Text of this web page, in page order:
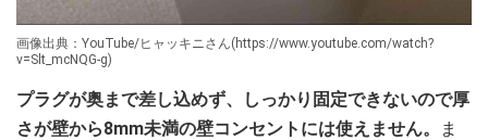
画像出典：YouTube/ヒャッキニさん(https://www.youtube.com/watch?
v=Slt_mcNQG-g)
プラグが奥まで差し込めず、しっかり固定できないので厚
さが壁から8mm未満の壁コンセントには使えません。
ま